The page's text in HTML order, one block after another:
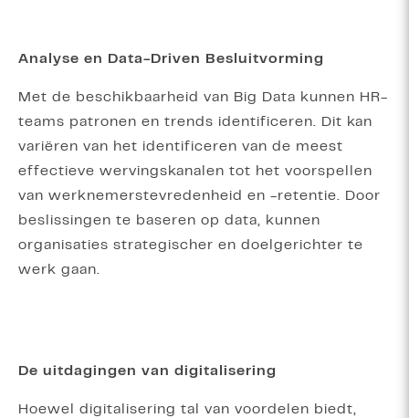
Analyse en Data-Driven Besluitvorming
Met de beschikbaarheid van Big Data kunnen HR-
teams patronen en trends identificeren. Dit kan
variëren van het identificeren van de meest
effectieve wervingskanalen tot het voorspellen
van werknemerstevredenheid en -retentie. Door
beslissingen te baseren op data, kunnen
organisaties strategischer en doelgerichter te
werk gaan.
De uitdagingen van digitalisering
Hoewel digitalisering tal van voordelen biedt,